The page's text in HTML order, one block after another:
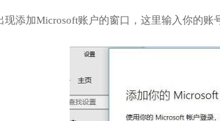
现添加Microsoft账户的窗口，这里输入你的账